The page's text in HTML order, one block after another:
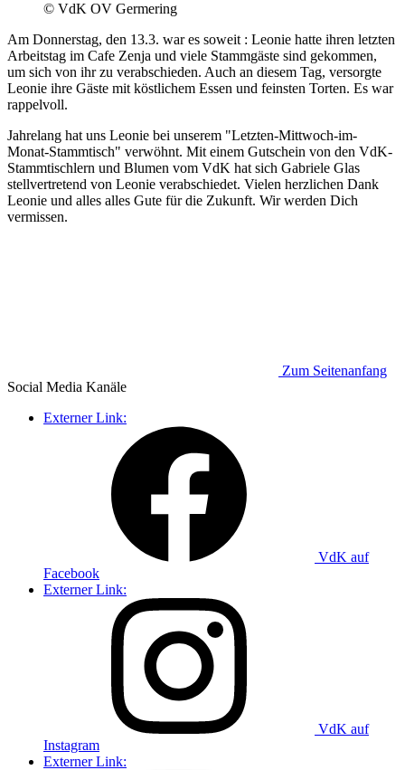
© VdK OV Germering
Am Donnerstag, den 13.3. war es soweit : Leonie hatte ihren letzten
Arbeitstag im Cafe Zenja und viele Stammgäste sind gekommen,
um sich von ihr zu verabschieden. Auch an diesem Tag, versorgte
Leonie ihre Gäste mit köstlichem Essen und feinsten Torten. Es war
rappelvoll.
Jahrelang hat uns Leonie bei unserem "Letzten-Mittwoch-im-
Monat-Stammtisch" verwöhnt. Mit einem Gutschein von den VdK-
Stammtischlern und Blumen vom VdK hat sich Gabriele Glas
stellvertretend von Leonie verabschiedet. Vielen herzlichen Dank
Leonie und alles alles Gute für die Zukunft. Wir werden Dich
vermissen.
Zum Seitenanfang
Social Media Kanäle
Externer Link:
VdK auf
Facebook
Externer Link:
VdK auf
Instagram
Externer Link: